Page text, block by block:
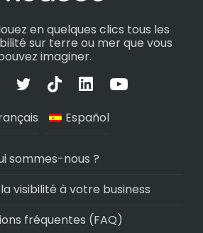
en quelques clics tous les
sur terre ou mer que vous
imaginer.
Español
sommes-nous ?
visibilité à votre business
fréquentes (FAQ)